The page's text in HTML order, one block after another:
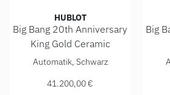
HUBLOT
Big Bang 20th Anniversary
King Gold Ceramic
Hublot Big Bang 20th Anniversary
Automatik, Schwarz
41.200,00 €
Big